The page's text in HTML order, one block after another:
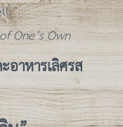
One’s Own
อาหารเลิศรส